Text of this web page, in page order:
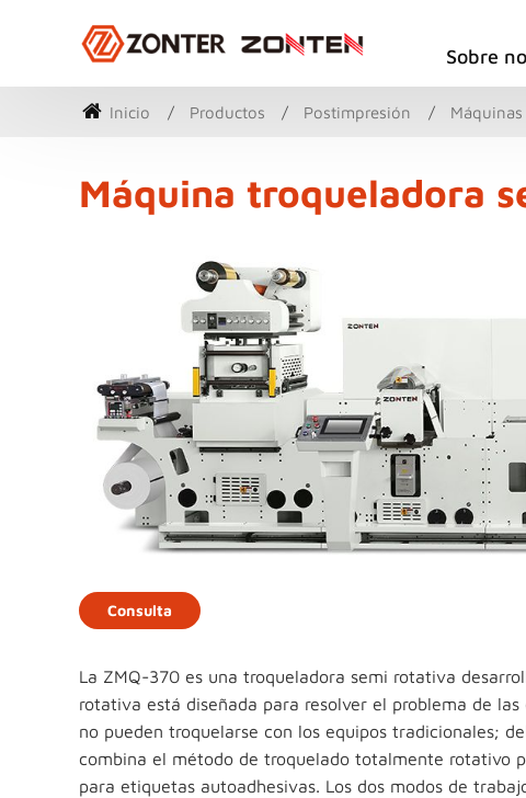
Sobre
Inicio Productos Postimpresión
Máquina troqueladora
Consulta
La ZMQ-370 es una troqueladora semi rotativa
rotativa está diseñada para resolver el problema de
no pueden troquelarse con los equipos tradicionales;
combina el método de troquelado totalmente rotativo
para etiquetas autoadhesivas. Los dos modos de